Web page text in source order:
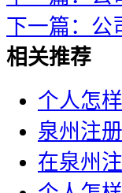
下一篇：公
相关推荐
个人怎
泉州注
在泉州